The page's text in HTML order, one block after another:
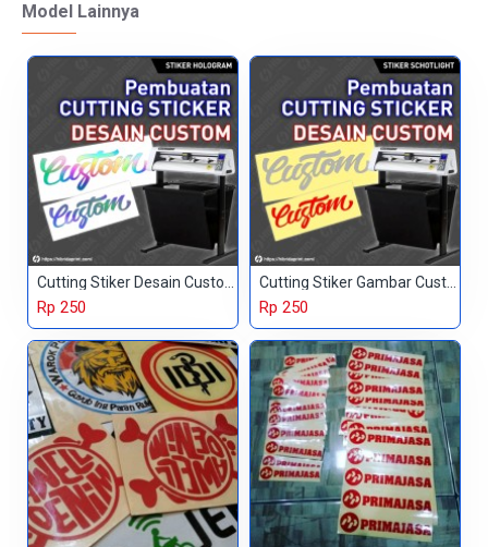
Model Lainnya
Cutting Stiker Desain Custom
Rp 250
Cutting Stiker Gambar Custom
Rp 250